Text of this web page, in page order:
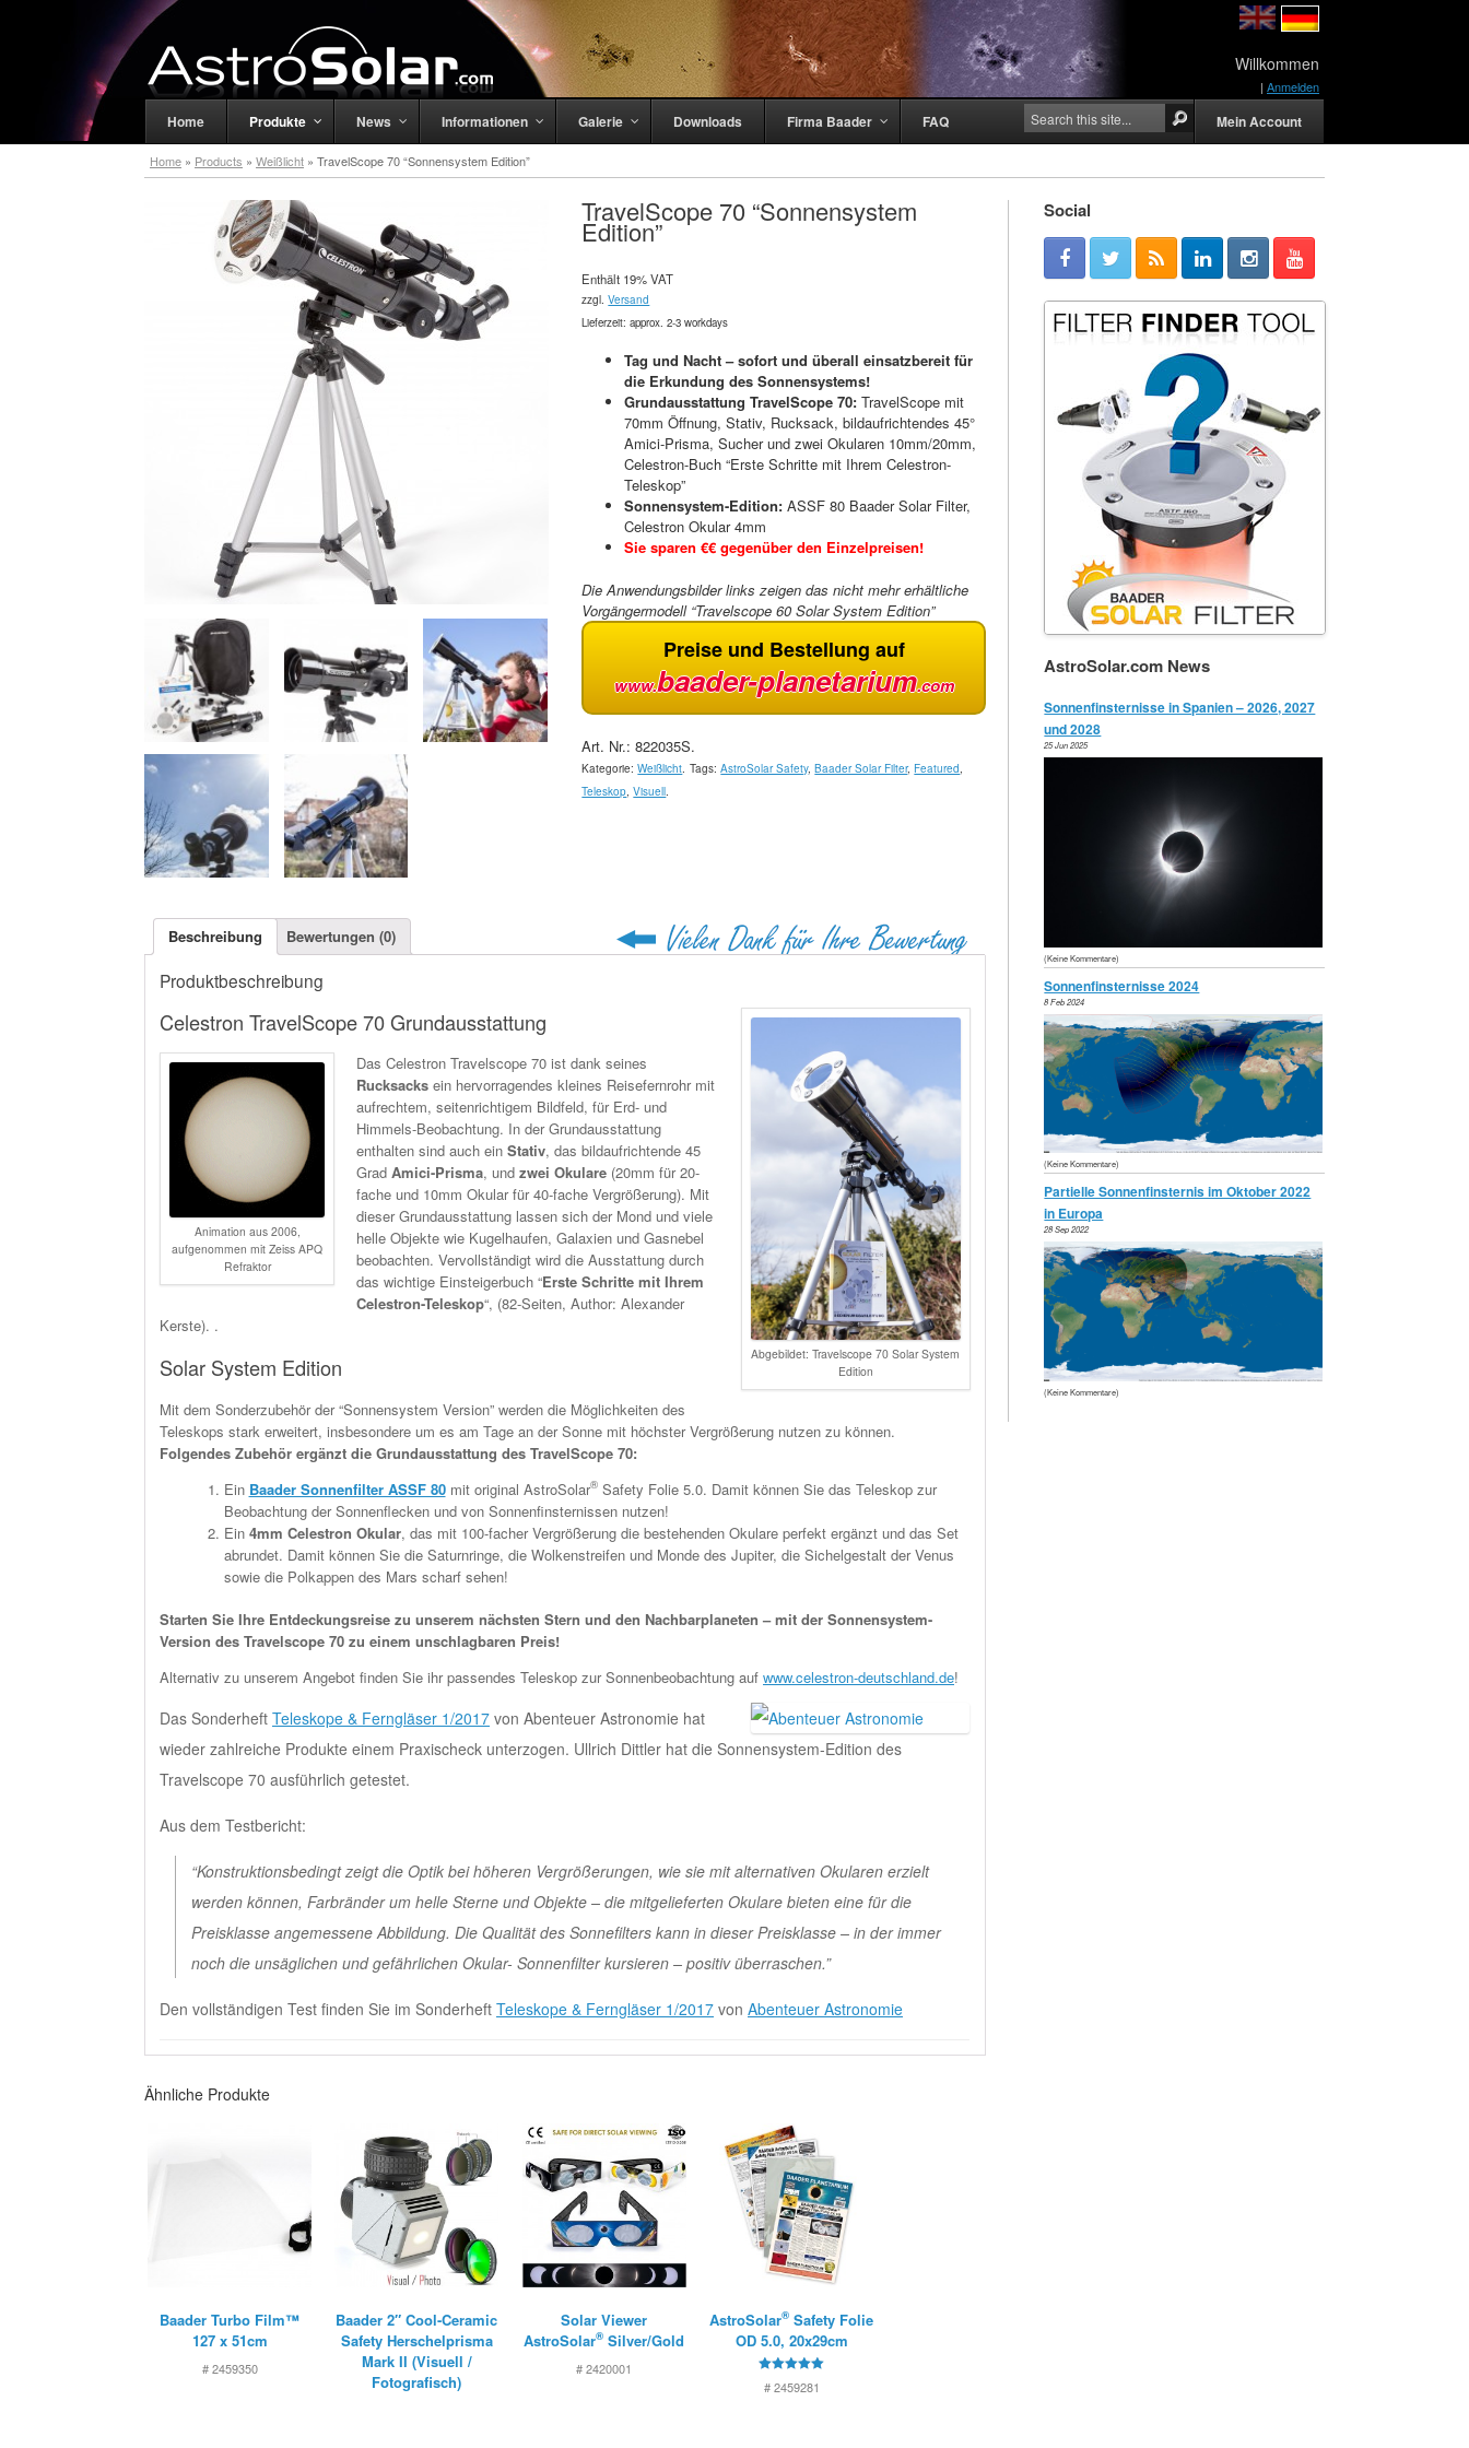
Willkommen
| Anmelden
Home Produkte News Informationen Galerie Downloads Firma Baader FAQ Mein Account
Home » Products » Weißlicht » TravelScope 70 “Sonnensystem Edition”
TravelScope 70 “Sonnensystem
Edition”
Enthält 19% VAT
zzgl.Versand
Lieferzeit: approx. 2-3 workdays
Tag und Nacht – sofort und überall einsatzbereit für
die Erkundung des Sonnensystems!
Grundausstattung TravelScope 70: TravelScope mit
70mm Öffnung, Stativ, Rucksack, bildaufrichtendes 45°
Amici-Prisma, Sucher und zwei Okularen 10mm/20mm,
Celestron-Buch “Erste Schritte mit Ihrem Celestron-
Teleskop”
Sonnensystem-Edition: ASSF 80 Baader Solar Filter,
Celestron Okular 4mm
Sie sparen €€ gegenüber den Einzelpreisen!
Die Anwendungsbilder links zeigen das nicht mehr erhältliche
Vorgängermodell “Travelscope 60 Solar System Edition”
Preise und Bestellung auf
www.baader-planetarium.com
Art. Nr.:822035S.
Kategorie:Weißlicht. Tags:AstroSolar Safety,Baader Solar Filter,Featured,
Teleskop,Visuell.
Beschreibung Bewertungen (0)
Produktbeschreibung
Abgebildet: Travelscope 70 Solar System
Edition
Celestron TravelScope 70 Grundausstattung
Animation aus 2006,
aufgenommen mit Zeiss APQ
Refraktor
Das Celestron Travelscope 70 ist dank seines
Rucksacksein hervorragendes kleines Reisefernrohr mit
aufrechtem, seitenrichtigem Bildfeld, für Erd- und
Himmels-Beobachtung. In der Grundausstattung
enthalten sind auch ein Stativ, das bildaufrichtende 45
Grad Amici-Prisma, und zwei Okulare(20mm für 20-
fache und 10mm Okular für 40-fache Vergrößerung). Mit
dieser Grundausstattung lassen sich der Mond und viele
helle Objekte wie Kugelhaufen, Galaxien und Gasnebel
beobachten. Vervollständigt wird die Ausstattung durch
das wichtige Einsteigerbuch “Erste Schritte mit Ihrem
Celestron-Teleskop“, (82-Seiten, Author: Alexander
Kerste). .
Solar System Edition
Mit dem Sonderzubehör der “Sonnensystem Version” werden die Möglichkeiten des
Teleskops stark erweitert, insbesondere um es am Tage an der Sonne mit höchster Vergrößerung nutzen zu können.
Folgendes Zubehör ergänzt die Grundausstattung des TravelScope 70:
Ein Baader Sonnenfilter ASSF 80mit original AstroSolar®Safety Folie 5.0. Damit können Sie das Teleskop zur
Beobachtung der Sonnenflecken und von Sonnenfinsternissen nutzen!
Ein 4mm Celestron Okular, das mit 100-facher Vergrößerung die bestehenden Okulare perfekt ergänzt und das Set
abrundet. Damit können Sie die Saturnringe, die Wolkenstreifen und Monde des Jupiter, die Sichelgestalt der Venus
sowie die Polkappen des Mars scharf sehen!
Starten Sie Ihre Entdeckungsreise zu unserem nächsten Stern und den Nachbarplaneten – mit der Sonnensystem-
Version des Travelscope 70 zu einem unschlagbaren Preis!
Alternativ zu unserem Angebot finden Sie ihr passendes Teleskop zur Sonnenbeobachtung auf www.celestron-deutschland.de!
Das Sonderheft Teleskope & Ferngläser 1/2017 von Abenteuer Astronomie hat
wieder zahlreiche Produkte einem Praxischeck unterzogen. Ullrich Dittler hat die Sonnensystem-Edition des
Travelscope 70 ausführlich getestet.
Aus dem Testbericht:
“Konstruktionsbedingt zeigt die Optik bei höheren Vergrößerungen, wie sie mit alternativen Okularen erzielt
werden können, Farbränder um helle Sterne und Objekte – die mitgelieferten Okulare bieten eine für die
Preisklasse angemessene Abbildung. Die Qualität des Sonnefilters kann in dieser Preisklasse – in der immer
noch die unsäglichen und gefährlichen Okular- Sonnenfilter kursieren – positiv überraschen.”
Den vollständigen Test finden Sie im Sonderheft Teleskope & Ferngläser 1/2017 von Abenteuer Astronomie
Ähnliche Produkte
Baader Turbo Film™
127 x 51cm
# 2459350
Baader 2″ Cool-Ceramic
Safety Herschelprisma
Mark II (Visuell /
Fotografisch)
Solar Viewer
AstroSolar® Silver/Gold
# 2420001
AstroSolar® Safety Folie
OD 5.0, 20x29cm
5
von 5
# 2459281
Social
AstroSolar.com News
Sonnenfinsternisse in Spanien – 2026, 2027
und 2028
25 Jun 2025
(Keine Kommentare)
Sonnenfinsternisse 2024
8 Feb 2024
(Keine Kommentare)
Partielle Sonnenfinsternis im Oktober 2022
in Europa
28 Sep 2022
(Keine Kommentare)